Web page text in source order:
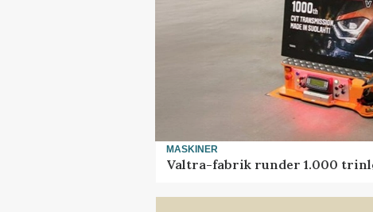
MASKINER
Valtra-fabrik runder 1.000